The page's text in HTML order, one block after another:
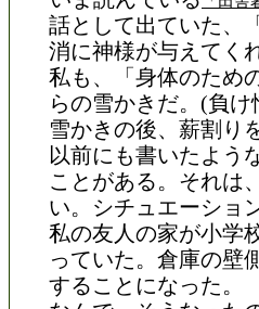
話として出ていた、
消に神様が与えてく
私も、「身体のため
らの雪かきだ。(負け
雪かきの後、薪割り
以前にも書いたよう
ことがある。それは
い。シチュエーショ
私の友人の家が小学
っていた。倉庫の壁
することになった。